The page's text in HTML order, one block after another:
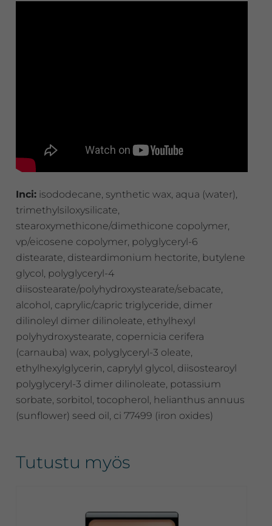
Inci:isododecane, synthetic wax, aqua (water),
trimethylsiloxysilicate,
stearoxymethicone/dimethicone copolymer,
vp/eicosene copolymer, polyglyceryl-6
distearate, disteardimonium hectorite, butylene
glycol, polyglyceryl-4
diisostearate/polyhydroxystearate/sebacate,
alcohol, caprylic/capric triglyceride, dimer
dilinoleyl dimer dilinoleate, ethylhexyl
polyhydroxystearate, copernicia cerifera
(carnauba) wax, polyglyceryl-3 oleate,
ethylhexylglycerin, caprylyl glycol, diisostearoyl
polyglyceryl-3 dimer dilinoleate, potassium
sorbate, sorbitol, tocopherol, helianthus annuus
(sunflower) seed oil, ci 77499 (iron oxides)
Tutustu myös